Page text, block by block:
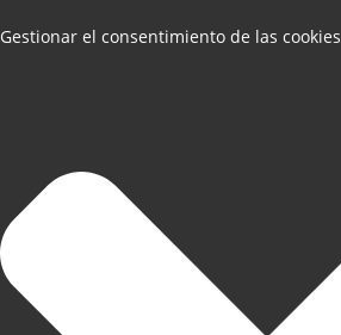
Gestionar el consentimiento de las cookies